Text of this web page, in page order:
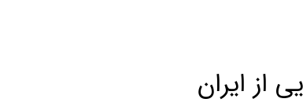
از ایران